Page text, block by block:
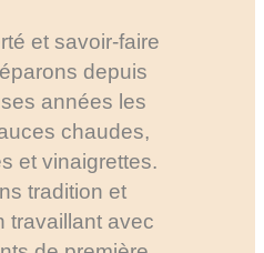
et savoir-faire
depuis
années les
chaudes,
et vinaigrettes.
tradition et
travaillant avec